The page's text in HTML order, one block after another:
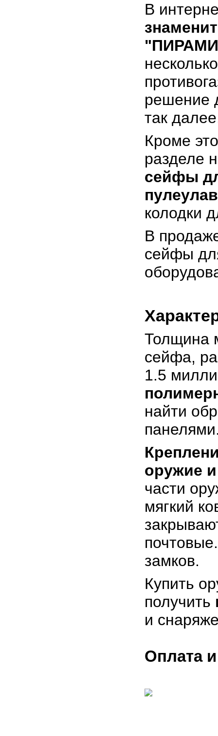
В
решение
так
Кроме
разделе
сейфы
колодки
В
сейфы
Толщина
сейфа,
1.5
найти
оружие и
части
мягкий
замков.
Купить
получить
и
Оплата